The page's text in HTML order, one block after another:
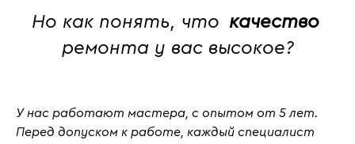
Но как понять, что качество
ремонта у вас высокое?
У нас работают мастера, с опытом от 5 лет.
Перед допуском к работе, каждый специалист